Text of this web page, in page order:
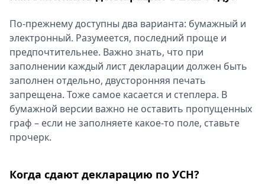
По-прежнему доступны два варианта: бумажный и
электронный. Разумеется, последний проще и
предпочтительнее. Важно знать, что при
заполнении каждый лист декларации должен быть
заполнен отдельно, двусторонняя печать
запрещена. Тоже самое касается и степлера. В
бумажной версии важно не оставить пропущенных
граф – если не заполняете какое-то поле, ставьте
прочерк.
Когда сдают декларацию по УСН?